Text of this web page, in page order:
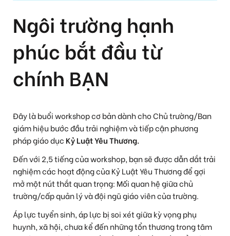
Ngôi trường hạnh
phúc bắt đầu từ
chính BẠN
Đây là buổi workshop cơ bản dành cho Chủ trường/Ban
giám hiệu bước đầu trải nghiệm và tiếp cận phương
pháp giáo dục Kỷ Luật Yêu Thương.
Đến với 2,5 tiếng của workshop, bạn sẽđược dẫn dắt trải
nghiệm các hoạt động của Kỷ Luật Yêu Thương để gợi
mở một nút thắt quan trọng: Mối quan hệ giữa chủ
trường/cấp quản lý và đội ngũ giáo viên của trường.
Áp lực tuyển sinh, áp lực bị soi xét giữa kỳ vọng phụ
huynh, xã hội, chưa kể đến những tổn thương trong tâm